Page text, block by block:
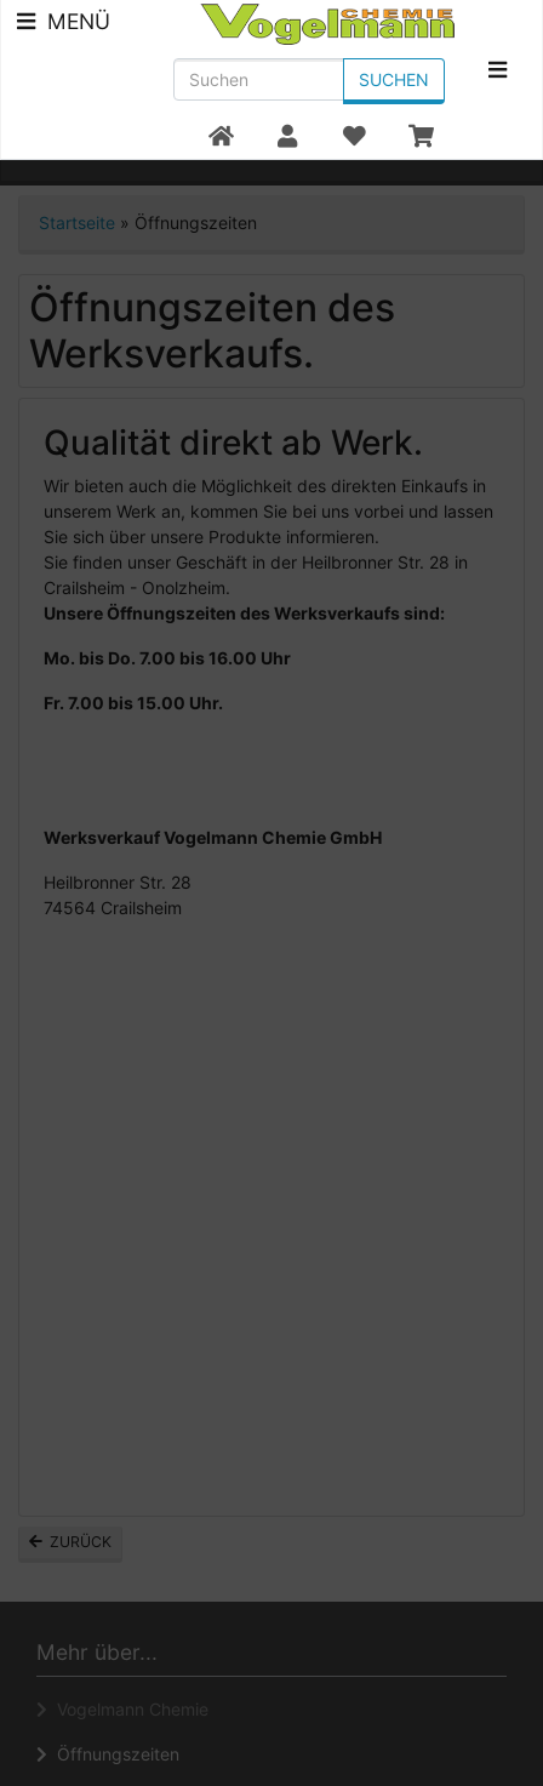
Beratung +49 7951/91300
MENÜ
SUCHEN
Startseite » Öffnungszeiten
Öffnungszeiten des
Werksverkaufs.
Qualität direkt ab Werk.
Wir bieten auch die Möglichkeit des direkten Einkaufs in
unserem Werk an, kommen Sie bei uns vorbei und lassen
Sie sich über unsere Produkte informieren.
Sie finden unser Geschäft in der Heilbronner Str. 28 in
Crailsheim - Onolzheim.
Unsere Öffnungszeiten des Werksverkaufs sind:
Mo. bis Do. 7.00 bis 16.00 Uhr
Fr. 7.00 bis 15.00 Uhr.
Werksverkauf Vogelmann Chemie GmbH
Heilbronner Str. 28
74564 Crailsheim
ZURÜCK
Mehr über...
Vogelmann Chemie
Öffnungszeiten